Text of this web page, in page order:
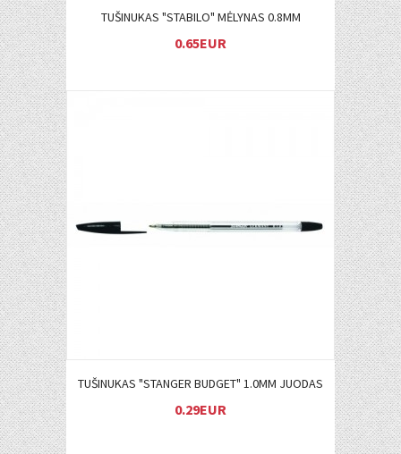
TUŠINUKAS "STABILO" MĖLYNAS 0.8MM
0.65EUR
TUŠINUKAS "STANGER BUDGET" 1.0MM JUODAS
0.29EUR